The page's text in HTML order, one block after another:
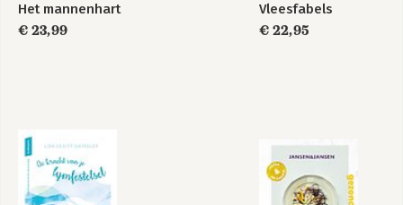
Het mannenhart
€ 23,99
Vleesfabels
€ 22,95